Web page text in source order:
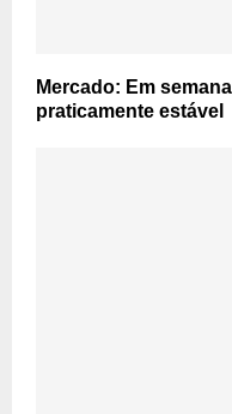
Mercado: Em
praticamente estável